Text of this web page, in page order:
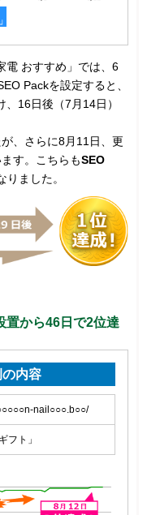
電 おすすめ」では、6
Packを設定すると、
16日後（7月14日）
、さらに8月11日、更
す。こちらもSEO
りました。
置から46日で2位達
内容
nail○○○.b○○/
フト」